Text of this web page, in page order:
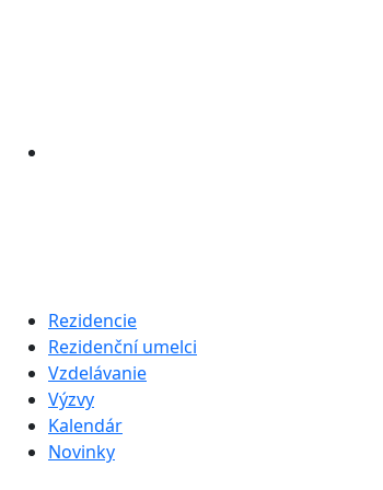
Rezidencie
Rezidenční umelci
Vzdelávanie
Výzvy
Kalendár
Novinky